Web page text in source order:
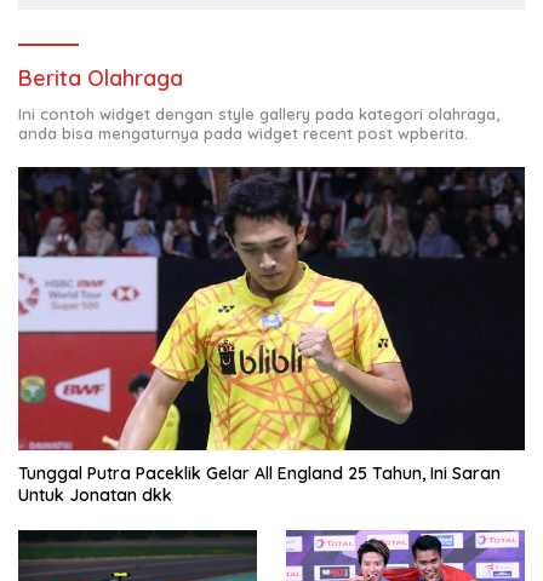
Berita Olahraga
Ini contoh widget dengan style gallery pada kategori olahraga,
anda bisa mengaturnya pada widget recent post wpberita.
Tunggal Putra Paceklik Gelar All England 25 Tahun, Ini Saran
Untuk Jonatan dkk